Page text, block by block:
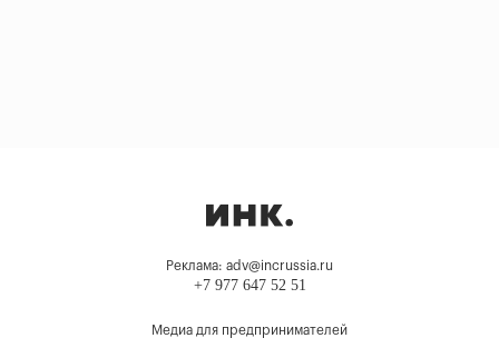
Реклама: adv@incrussia.ru
+7 977 647 52 51
Медиа для предпринимателей